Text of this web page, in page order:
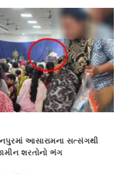
આસારામના સત્સંગથી
શરતોનો ભંગ